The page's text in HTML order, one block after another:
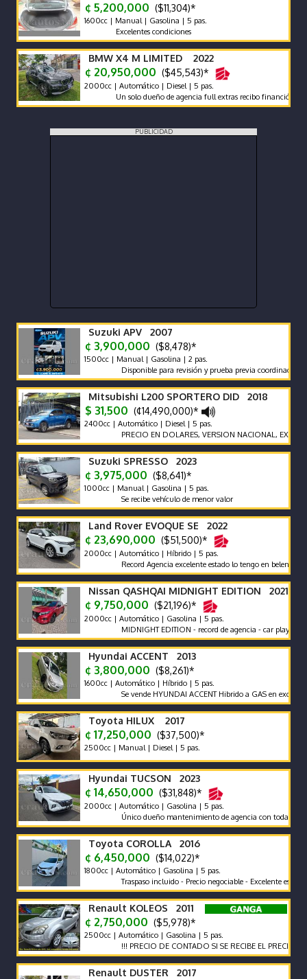
¢ 5,200,000 ($11,304)*
1600cc | Manual | Gasolina | 5 pas.
Excelentes condiciones
BMW X4 M LIMITED 2022
¢ 20,950,000 ($45,543)*
2000cc | Automático | Diesel | 5 pas.
Un solo dueño de agencia full extras recibo financió
PUBLICIDAD
Suzuki APV 2007
¢ 3,900,000 ($8,478)*
1500cc | Manual | Gasolina | 2 pas.
Disponible para revisión y prueba previa coordinación.
Mitsubishi L200 SPORTERO DID 2018
$ 31,500 (¢14,490,000)*
2400cc | Automático | Diesel | 5 pas.
PRECIO EN DOLARES, VERSION NACIONAL,
Suzuki SPRESSO 2023
¢ 3,975,000 ($8,641)*
1000cc | Manual | Gasolina | 5 pas.
Se recibe vehículo de menor valor
Land Rover EVOQUE SE 2022
¢ 23,690,000 ($51,500)*
2000cc | Automático | Híbrido | 5 pas.
Record Agencia excelente estado lo tengo en belen heredia
Nissan QASHQAI MIDNIGHT EDITION 2021
¢ 9,750,000 ($21,196)*
2000cc | Automático | Gasolina | 5 pas.
MIDNIGHT EDITION - record de agencia - car play - poco
Hyundai ACCENT 2013
¢ 3,800,000 ($8,261)*
1600cc | Automático | Híbrido | 5 pas.
Se vende HYUNDAI ACCENT Hibrido a GAS en excelente
Toyota HILUX 2017
¢ 17,250,000 ($37,500)*
2500cc | Manual | Diesel | 5 pas.
Hyundai TUCSON 2023
¢ 14,650,000 ($31,848)*
2000cc | Automático | Gasolina | 5 pas.
Único dueño mantenimiento de agencia con todas las
Toyota COROLLA 2016
¢ 6,450,000 ($14,022)*
1800cc | Automático | Gasolina | 5 pas.
Traspaso incluido - Precio negociable - Excelente estado
Renault KOLEOS 2011
¢ 2,750,000 ($5,978)*
2500cc | Automático | Gasolina | 5 pas.
!!! PRECIO DE CONTADO SI SE RECIBE EL PRECIO VARIA !!!
Renault DUSTER 2017